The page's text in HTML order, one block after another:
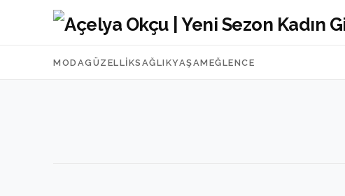
MODAGÜZELLIKSAĞLIKYAŞAM EĞLENCE